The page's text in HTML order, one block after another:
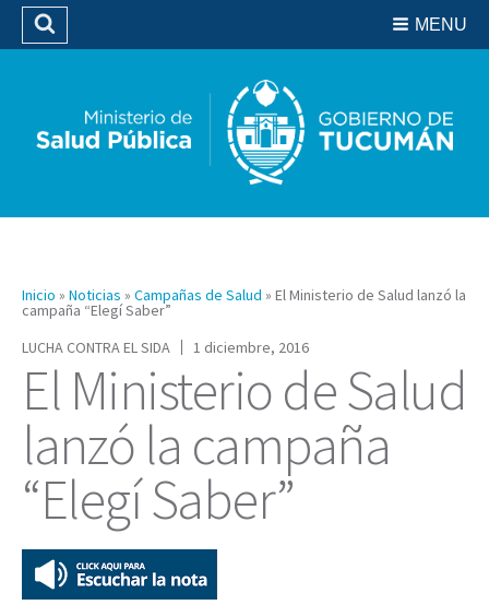
Biblioteca
MENU
Buscar
Inicio » Noticias » Campañas de Salud » El Ministerio de Salud lanzó la
campaña “Elegí Saber”
LUCHA CONTRA EL SIDA
1 diciembre, 2016
El Ministerio de Salud
lanzó la campaña
“Elegí Saber”